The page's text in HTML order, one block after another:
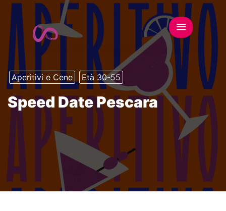
Aperitivi e Cene Età 30-55
Speed Date Pescara